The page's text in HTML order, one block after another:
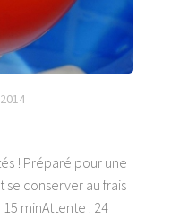
! Préparé pour une
conserver au frais
minAttente : 24